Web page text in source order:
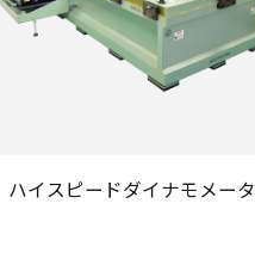
ハイスピードダイナモメータ